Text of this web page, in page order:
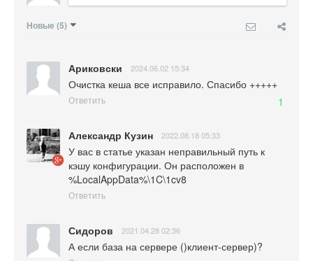
Новые (5)
Ариковски 2024.06.02 15:34
Очистка кеша все исправило. Спасибо +++++
Ответить 1
Александр Кузин 2022.08.18 05:33
У вас в статье указан неправильный путь к
кэшу конфигурации. Он расположен в
%LocalAppData%\1C\1cv8
Ответить
Сидоров 2021.04.28 02:36
А если база на сервере ()клиент-сервер)?